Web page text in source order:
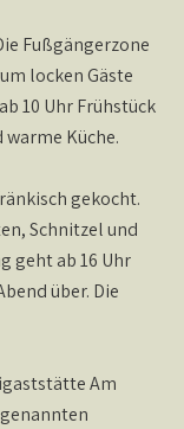
Fußgängerzone
locken Gäste
10 Uhr Frühstück
warme Küche.
gekocht.
Schnitzel und
geht ab 16 Uhr
über. Die
Am